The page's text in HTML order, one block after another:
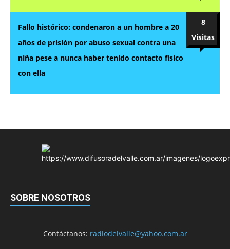
Fallo histórico: condenaron a un hombre a 20
años de prisión por abuso sexual contra una
niña pese a nunca haber tenido contacto físico
con ella
8
Visitas
SOBRE NOSOTROS
Contáctanos: radiodelvalle@yahoo.com.ar